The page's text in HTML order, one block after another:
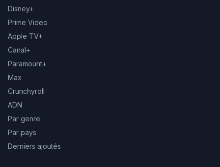
Disney+
Prime Video
Apple TV+
Canal+
Paramount+
Max
Crunchyroll
ADN
Par genre
Par pays
Derniers ajoutés